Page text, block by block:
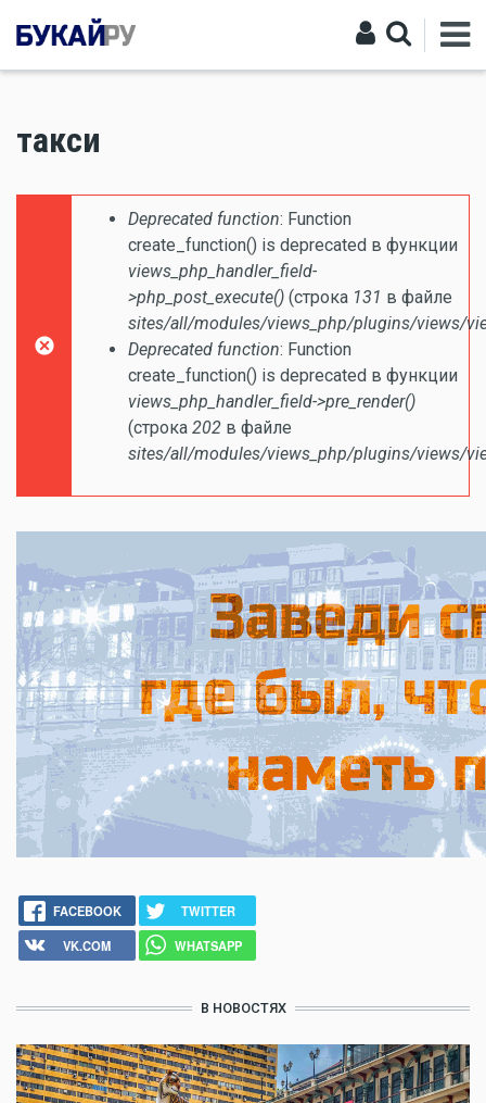
такси
Сообщение об ошибке
Deprecated function: Function
create_function() is deprecated в функции
views_php_handler_field-
>php_post_execute() (строка 131 в файле
sites/all/modules/views_php/plugins/views/
Deprecated function: Function
create_function() is deprecated в функции
views_php_handler_field->pre_render()
(строка 202 в файле
sites/all/modules/views_php/plugins/views/
FACEBOOK
TWITTER
VK.COM
WHATSAPP
В НОВОСТЯХ